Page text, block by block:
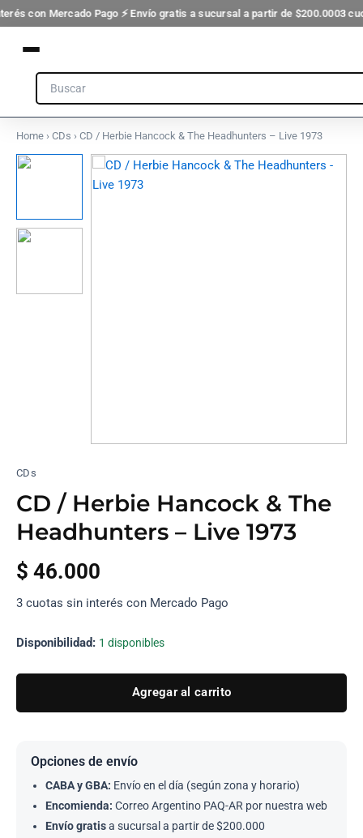
con Mercado Pago ⚡ Envío gratis a sucursal a partir de $200.0003
Ir
al
contenido
Search
Home › CDs › CD / Herbie Hancock & The Headhunters – Live 1973
CDs
CD / Herbie Hancock & The
Headhunters – Live 1973
$ 46.000
3 cuotas sin interés con Mercado Pago
Disponibilidad: 1 disponibles
CD
&
The
Live
Agregar al carrito
Opciones de envío
CABA y GBA: Envío en el día (según zona y horario)
Encomienda: Correo Argentino PAQ-AR por nuestra web
Envío gratisa sucursal a partir de $200.000
The
Live
cantidad